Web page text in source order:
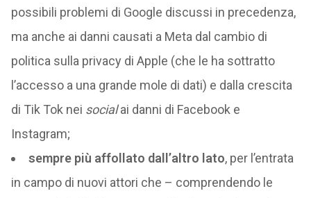
possibili problemi di Google discussi in precedenza,
ma anche ai danni causati a Meta dal cambio di
politica sulla privacy di Apple (che le ha sottratto
l’accesso a una grande mole di dati) e dalla crescita
di Tik Tok nei socialai danni di Facebook e
Instagram;
sempre più affollato dall’altro lato, per l’entrata
in campo di nuovi attori che – comprendendo le